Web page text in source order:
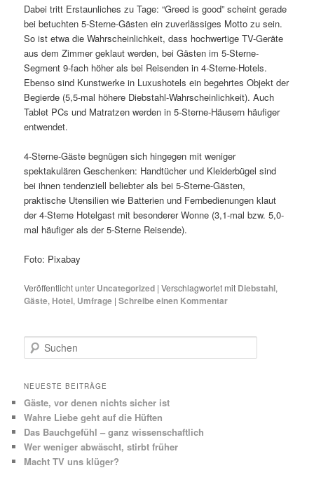
Dabei tritt Erstaunliches zu Tage: “Greed is good” scheint gerade
bei betuchten 5-Sterne-Gästen ein zuverlässiges Motto zu sein.
So ist etwa die Wahrscheinlichkeit, dass hochwertige TV-Geräte
aus dem Zimmer geklaut werden, bei Gästen im 5-Sterne-
Segment 9-fach höher als bei Reisenden in 4-Sterne-Hotels.
Ebenso sind Kunstwerke in Luxushotels ein begehrtes Objekt der
Begierde (5,5-mal höhere Diebstahl-Wahrscheinlichkeit). Auch
Tablet PCs und Matratzen werden in 5-Sterne-Häusern häufiger
entwendet.
4-Sterne-Gäste begnügen sich hingegen mit weniger
spektakulären Geschenken: Handtücher und Kleiderbügel sind
bei ihnen tendenziell beliebter als bei 5-Sterne-Gästen,
praktische Utensilien wie Batterien und Fernbedienungen klaut
der 4-Sterne Hotelgast mit besonderer Wonne (3,1-mal bzw. 5,0-
mal häufiger als der 5-Sterne Reisende).
Foto: Pixabay
Veröffentlicht unter Uncategorized |Verschlagwortet mit Diebstahl,
Gäste, Hotel, Umfrage |Schreibe einen Kommentar
u
h
n
NEUESTE BEITRÄGE
Gäste, vor denen nichts sicher ist
Wahre Liebe geht auf die Hüften
Das Bauchgefühl – ganz wissenschaftlich
Wer weniger abwäscht, stirbt früher
Macht TV uns klüger?